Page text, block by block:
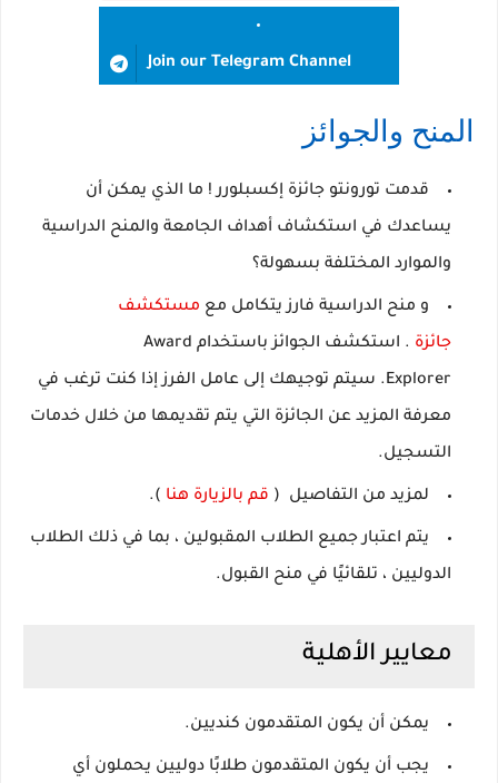
Join our Telegram Channel
المنح والجوائز
قدمت تورونتو جائزة إكسبلورر! ما الذي يمكن أن
يساعدك في استكشاف أهداف الجامعة والمنح الدراسية
والموارد المختلفة بسهولة؟
و منح الدراسية فارزيتكامل مع مستكشف
جائزة . استكشف الجوائز باستخدام Award
Explorer. سيتم توجيهك إلى عامل الفرز إذا كنت ترغب في
معرفة المزيد عن الجائزة التي يتم تقديمها من خلال خدمات
التسجيل.
لمزيد من التفاصيل ( قم بالزيارة هنا ).
يتم اعتبارجميع الطلاب المقبولين ، بما في ذلك الطلاب
الدوليين ، تلقائيًا في منح القبول.
معايير الأهلية
يمكن أن يكون المتقدمون كنديين.
يجب أن يكون المتقدمون طلابًا دوليين يحملون أي